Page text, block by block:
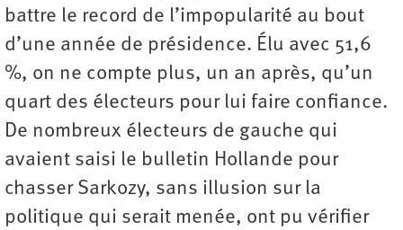
battre le record de l’impopularité au bout
d’une année de présidence. Élu avec 51,6
%, on ne compte plus, un an après, qu’un
quart des électeurs pour lui faire confiance.
De nombreux électeurs de gauche qui
avaient saisi le bulletin Hollande pour
chasser Sarkozy, sans illusion sur la
politique qui serait menée, ont pu vérifier